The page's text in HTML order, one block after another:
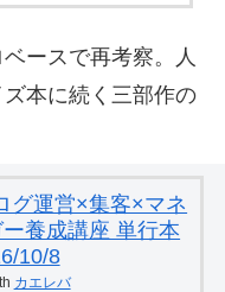
ースで再考察。人
本に続く三部作の
グ運営×集客×マネ
養成講座 単行本
10/8
カエレバ